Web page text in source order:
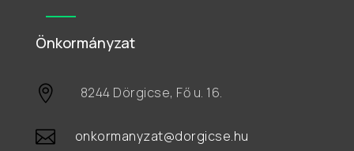
Önkormányzat
 8244 Dörgicse, Fő u. 16.
 onkormanyzat@dorgicse.hu